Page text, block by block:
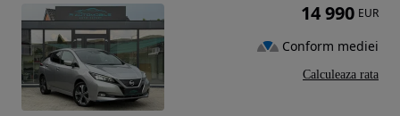
14 990 EUR
Conform mediei
Calculeaza rata